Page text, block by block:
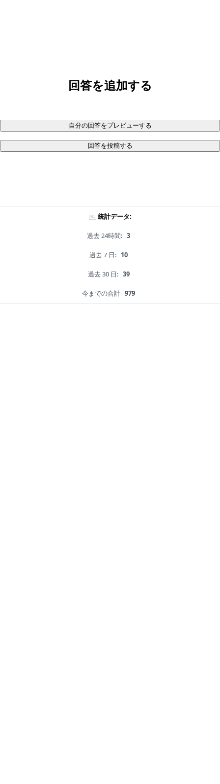
回答を追加する
自分の回答をプレビューする
回答を投稿する
統計データ:
過去 24時間: 3
過去 7 日: 10
過去 30 日: 39
今までの合計 979